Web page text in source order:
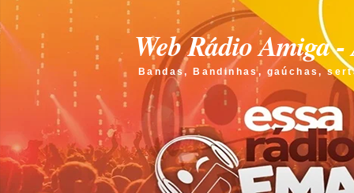
Web Rádio Amiga
Bandas, Bandinhas, gaúchas,